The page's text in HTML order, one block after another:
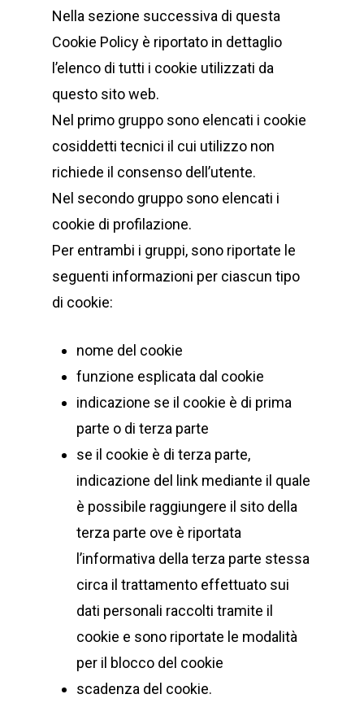
Nella sezione successiva di questa
Cookie Policy è riportato in dettaglio
l’elenco di tutti i cookie utilizzati da
questo sito web.
Nel primo gruppo sono elencati i cookie
cosiddetti tecnici il cui utilizzo non
richiede il consenso dell’utente.
Nel secondo gruppo sono elencati i
cookie di profilazione.
Per entrambi i gruppi, sono riportate le
seguenti informazioni per ciascun tipo
di cookie:
nome del cookie
funzione esplicata dal cookie
indicazione se il cookie è di prima
parte o di terza parte
se il cookie è di terza parte,
indicazione del link mediante il quale
è possibile raggiungere il sito della
terza parte ove è riportata
l’informativa della terza parte stessa
circa il trattamento effettuato sui
dati personali raccolti tramite il
cookie e sono riportate le modalità
per il blocco del cookie
scadenza del cookie.